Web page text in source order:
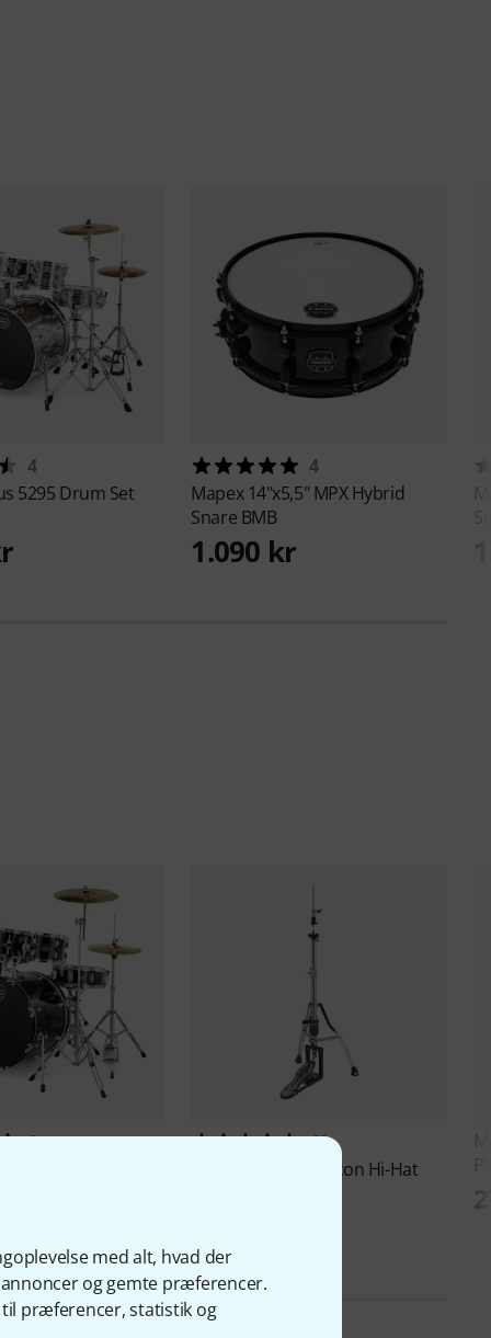
med alt, hvad der
og gemte præferencer.
til præferencer, statistik og
4
5295 Drum Set
4
Mapex 14"x5,5" MPX Hybrid
Snare BMB
1.090 kr
1
49
HF 1000 Falcon Hi-Hat